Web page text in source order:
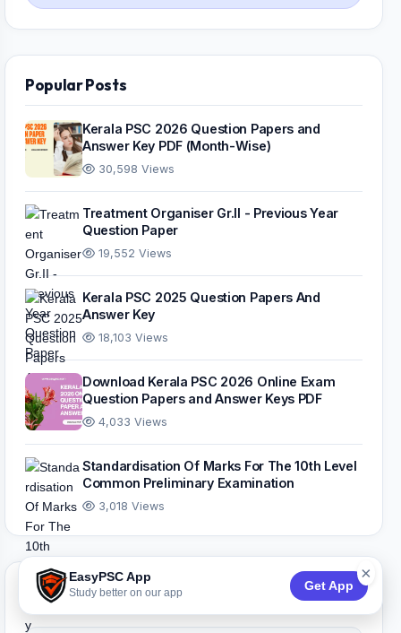
EasyPSC App
Study better on our app
Get App
×
Popular Posts
Kerala PSC 2026 Question Papers and
Answer Key PDF (Month-Wise)
30,598 Views
Treatment Organiser Gr.II - Previous Year
Question Paper
19,552 Views
Kerala PSC 2025 Question Papers And
Answer Key
18,103 Views
Download Kerala PSC 2026 Online Exam
Question Papers and Answer Keys PDF
4,033 Views
Standardisation Of Marks For The 10th Level
Common Preliminary Examination
3,018 Views
Browse by Category